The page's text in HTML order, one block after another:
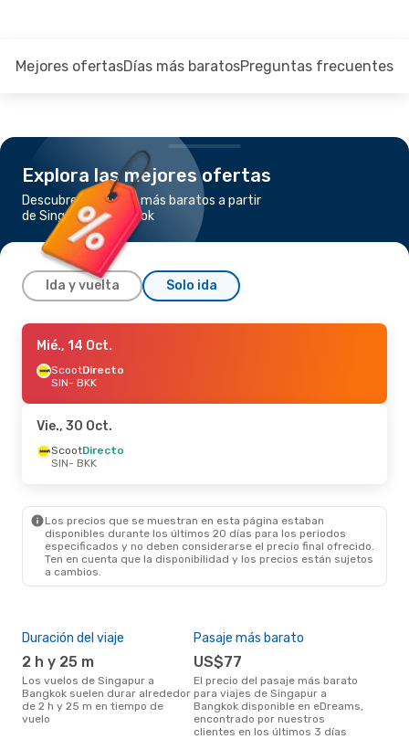
Mejores ofertasDías más baratosPreguntas frecuentes
Explora las mejores ofertas
Descubre los vuelos más baratos a partir
de Singapur a Bangkok
Ida y vuelta Solo ida
Mar., 8 Sep.- Mar., 15 Sep.
Thai Lion AirDirecto
SIN- BKK
BKK- SIN
Jue., 17 Sep.- Jue., 24 Sep.
- SIN
Mié., 14 Oct.
ScootDirecto
SIN- BKK
Vie., 30 Oct.
ScootDirecto
SIN- BKK
Los precios que se muestran en esta página estaban
disponibles durante los últimos 20 días para los periodos
especificados y no deben considerarse el precio final ofrecido.
Ten en cuenta que la disponibilidad y los precios están sujetos
a cambios.
Duración del viaje
2 h y 25 m
Los vuelos de Singapur a
Bangkok suelen durar alrededor
de 2 h y 25 m en tiempo de
vuelo
Pasaje más barato
US$77
El precio del pasaje más barato
para viajes de Singapur a
Bangkok disponible en eDreams,
encontrado por nuestros
clientes en los últimos 3 días